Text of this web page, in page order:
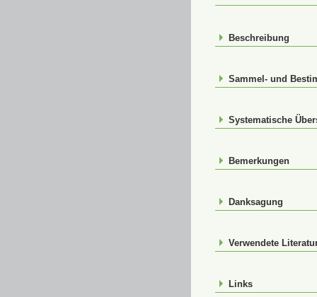
Beschreibung
Sammel- und
Systematische
Bemerkungen
Danksagung
Verwendete
Links